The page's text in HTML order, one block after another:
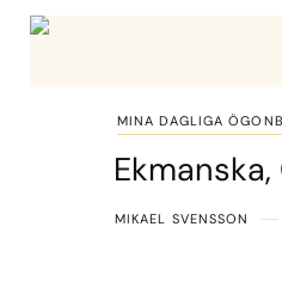
MINA DAGLIGA
MIKAEL SVENSSON